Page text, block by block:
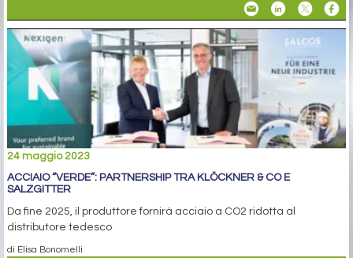
24 maggio 2023
ACCIAIO “VERDE”: PARTNERSHIP TRA KLÖCKNER & CO E
SALZGITTER
Da fine 2025, il produttore fornirà acciaio a CO2 ridotta al
distributore tedesco
di Elisa Bonomelli